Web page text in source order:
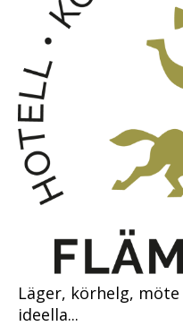
Läger, körhelg,
ideella...